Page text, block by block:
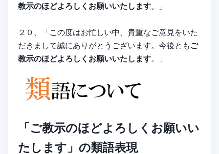
教示のほどよろしくお願いいたします。」
２０、「この度はお忙しい中、貴重なご意見をいた
だきまして誠にありがとうございます。今後ともご
教示のほどよろしくお願いいたします。」
「ご教示のほどよろしくお願いい
たします」の類語表現